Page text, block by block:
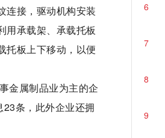
连接，驱动机构安装
用承载架、承载托板
托板上下移动，以便
金属制品业为主的企
条，此外企业还拥
6
7
8
9